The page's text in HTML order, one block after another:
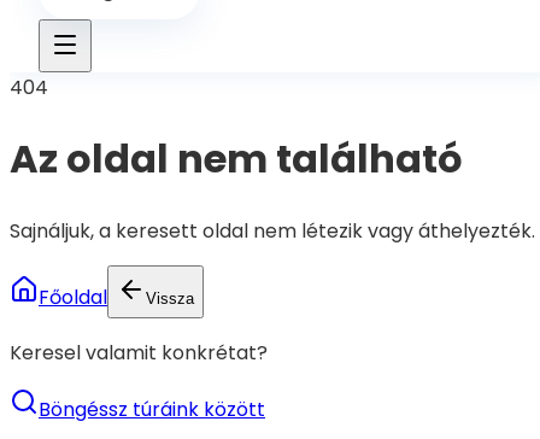
404
Az oldal nem található
Sajnáljuk, a keresett oldal nem létezik vagy áthelyezték.
Főoldal Vissza
Keresel valamit konkrétat?
Böngéssz túráink között